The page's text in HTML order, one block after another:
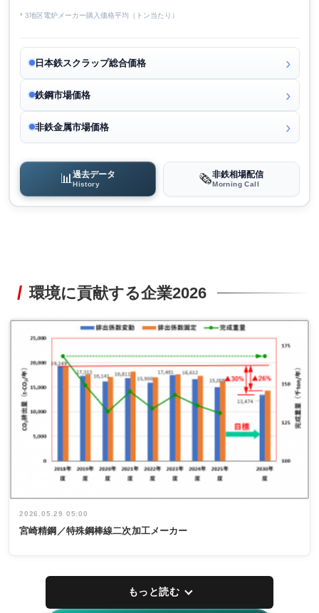
* 3地区電炉メーカー購入価格平均（トン当たり）
日本鉄スクラップ総合価格
鉄鋼市場価格
非鉄金属市場価格
📊過去データ
History 🗞️非鉄相場配信
Morning Call
環境に貢献する企業2026
2026.05.29 05:00
宮崎精鋼／特殊鋼棒線二次加工メーカー
もっと読む